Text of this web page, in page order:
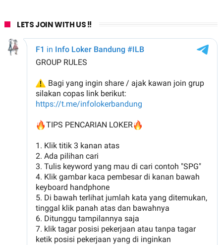
LETS JOIN WITH US !!